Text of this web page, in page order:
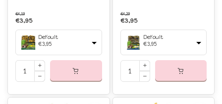
€4,19
€3,95
Default
€3,95
€4,29
€3,95
Default
€3,95